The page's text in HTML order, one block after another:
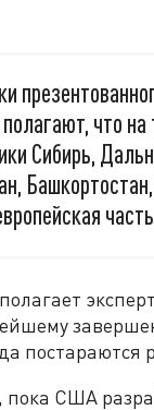
что
Сибирь,
постараются
США